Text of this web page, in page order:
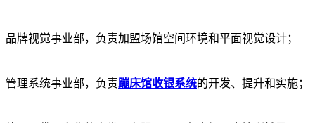
品牌视觉事业部，负责加盟场馆空间环境和平面视觉设计；
管理系统事业部，负责蹦床馆收银系统的开发、提升和实施；